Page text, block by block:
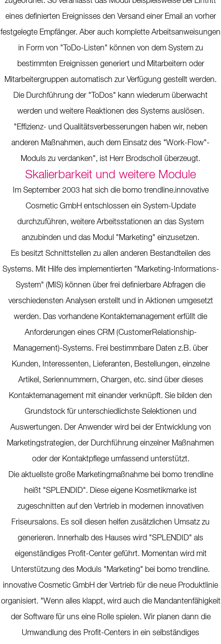
eines definierten Ereignisses den Versand einer Email an vorher
festgelegte Empfänger. Aber auch komplette Arbeitsanweisungen
in Form von "ToDo-Listen" können von dem System zu
bestimmten Ereignissen generiert und Mitarbeitern oder
Mitarbeitergruppen automatisch zur Verfügung gestellt werden.
Die Durchführung der "ToDos" kann wiederum überwacht
werden und weitere Reaktionen des Systems auslösen.
"Effizienz- und Qualitätsverbesserungen haben wir, neben
anderen Maßnahmen, auch dem Einsatz des "Work-Flow"-
Moduls zu verdanken", ist Herr Brodscholl überzeugt.
Skalierbarkeit und weitere Module
Im September 2003 hat sich die bomo trendline.innovative
Cosmetic GmbH entschlossen ein System-Update
durchzuführen, weitere Arbeitsstationen an das System
anzubinden und das Modul "Marketing" einzusetzen.
Es besitzt Schnittstellen zu allen anderen Bestandteilen des
Systems. Mit Hilfe des implementierten "Marketing-Informations-
System" (MIS) können über frei definierbare Abfragen die
verschiedensten Analysen erstellt und in Aktionen umgesetzt
werden. Das vorhandene Kontaktemanagement erfüllt die
Anforderungen eines CRM (CustomerRelationship-
Management)-Systems. Frei bestimmbare Daten z.B. über
Kunden, Interessenten, Lieferanten, Bestellungen, einzelne
Artikel, Seriennummern, Chargen, etc. sind über dieses
Kontaktemanagement mit einander verknüpft. Sie bilden den
Grundstock für unterschiedlichste Selektionen und
Auswertungen. Der Anwender wird bei der Entwicklung von
Marketingstrategien, der Durchführung einzelner Maßnahmen
oder der Kontaktpflege umfassend unterstützt.
Die aktuellste große Marketingmaßnahme bei bomo trendline
heißt "SPLENDID". Diese eigene Kosmetikmarke ist
zugeschnitten auf den Vertrieb in modernen innovativen
Friseursalons. Es soll diesen helfen zusätzlichen Umsatz zu
generieren. Innerhalb des Hauses wird "SPLENDID" als
eigenständiges Profit-Center geführt. Momentan wird mit
Unterstützung des Moduls "Marketing" bei bomo trendline.
innovative Cosmetic GmbH der Vertrieb für die neue Produktlinie
organisiert. "Wenn alles klappt, wird auch die Mandantenfähigkeit
der Software für uns eine Rolle spielen. Wir planen dann die
Umwandlung des Profit-Centers in ein selbständiges